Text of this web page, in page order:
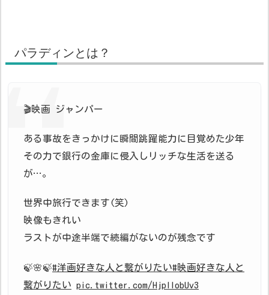
パラディンとは？
🎬映画 ジャンパー
ある事故をきっかけに瞬間跳躍能力に目覚めた少年
その力で銀行の金庫に侵入しリッチな生活を送る
が…。
世界中旅行できます(笑)
映像もきれい
ラストが中途半端で続編がないのが残念です
🍃🌸🍃#洋画好きな人と繋がりたい#映画好きな人と
繋がりたい pic.twitter.com/HjpIIobUv3